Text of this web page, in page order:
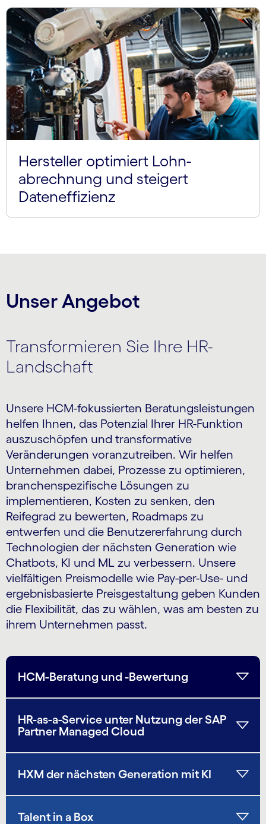
Hersteller optimiert Lohn­
abrechnung und steigert
Dateneffizienz
Unser Angebot
Transformieren Sie Ihre HR-
Landschaft
Unsere HCM-fokussierten Beratungsleistungen
helfen Ihnen, das Potenzial Ihrer HR-Funktion
auszuschöpfen und transformative
Veränderungen voranzutreiben. Wir helfen
Unternehmen dabei, Prozesse zu optimieren,
branchenspezifische Lösungen zu
implementieren, Kosten zu senken, den
Reifegrad zu bewerten, Roadmaps zu
entwerfen und die Benutzererfahrung durch
Technologien der nächsten Generation wie
Chatbots, KI und ML zu verbessern. Unsere
vielfältigen Preismodelle wie Pay-per-Use- und
ergebnisbasierte Preisgestaltung geben Kunden
die Flexibilität, das zu wählen, was am besten zu
ihrem Unternehmen passt.
HCM-Beratung und -Bewertung
HR-as-a-Service unter Nutzung der SAP
Partner Managed Cloud
HXM der nächsten Generation mit KI
Talent in a Box